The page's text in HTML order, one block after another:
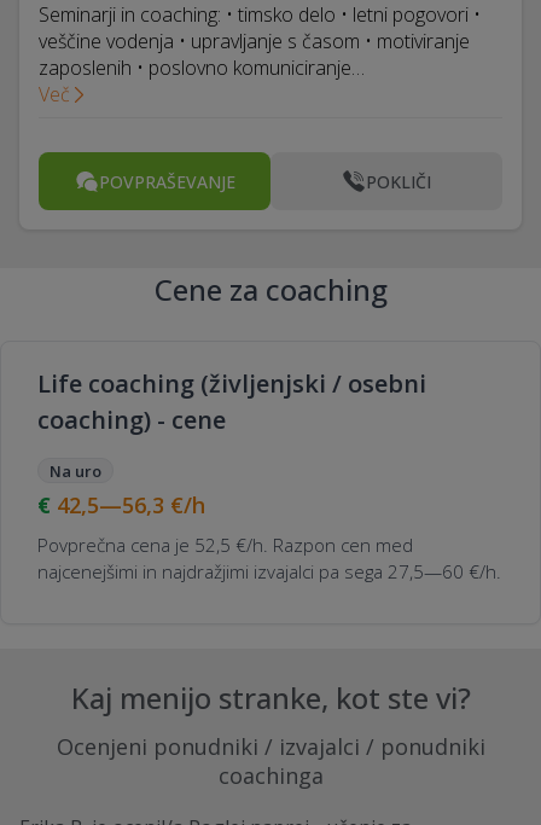
Seminarji in coaching: • timsko delo • letni pogovori •
veščine vodenja • upravljanje s časom • motiviranje
zaposlenih • poslovno komuniciranje…
Več
POVPRAŠEVANJE POKLIČI
Cene za coaching
Life coaching (življenjski / osebni
coaching) - cene
Na uro
42,5—56,3 €/h
Povprečna cena je 52,5 €/h. Razpon cen med
najcenejšimi in najdražjimi izvajalci pa sega 27,5—60 €/h.
Kaj menijo stranke, kot ste vi?
Ocenjeni ponudniki / izvajalci / ponudniki
coachinga